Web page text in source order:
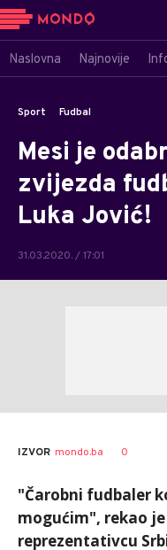
Naslovna Najnovije
Sport Fudbal
Mesi je
zvijezda
Luka Jović!
31.03.2020. / 17:01
IZVOR mondo.ba 0
"Čarobni fudbaler
mogućim", rekao
reprezentativcu